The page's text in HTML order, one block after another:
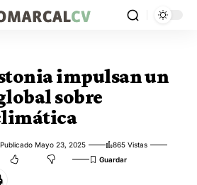
impulsan un
sobre
Publicado Mayo 23, 2025
865 Vistas